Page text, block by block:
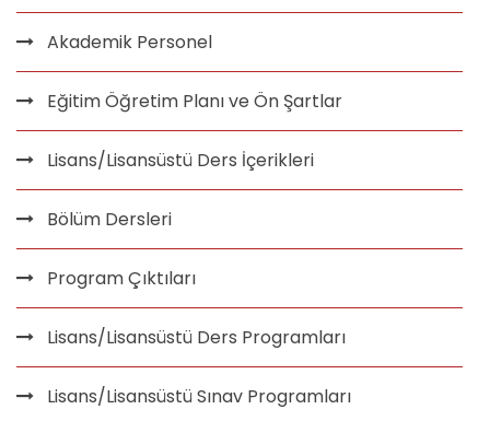
Akademik Personel
Eğitim Öğretim Planı ve Ön Şartlar
Lisans/Lisansüstü Ders İçerikleri
Bölüm Dersleri
Program Çıktıları
Lisans/Lisansüstü Ders Programları
Lisans/Lisansüstü Sınav Programları